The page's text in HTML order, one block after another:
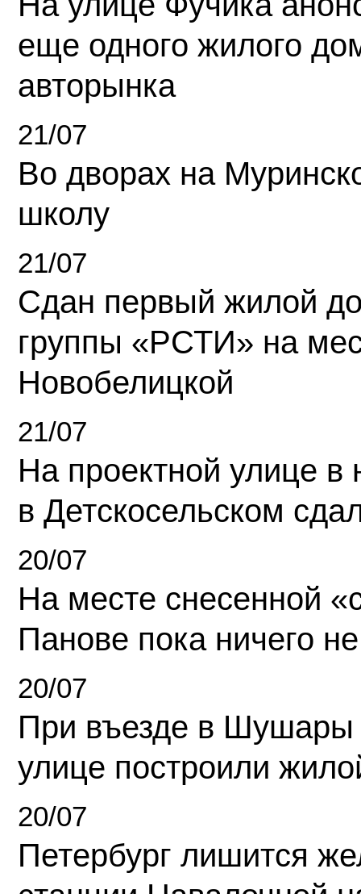
еще одного жилого
авторынка
21/07
Во дворах на
школу
21/07
Сдан первый жилой
группы «РСТИ» на
Новобелицкой
21/07
На проектной улице
в Детскосельском
20/07
На месте снесенной
Панове пока ничего
20/07
При въезде в Шушары
улице построили
20/07
Петербург лишится